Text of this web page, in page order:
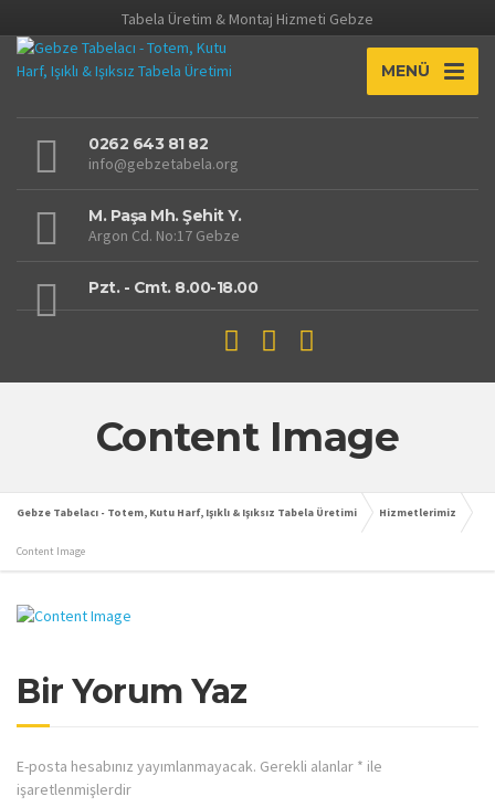
Tabela Üretim & Montaj Hizmeti Gebze
MENÜ
0262 643 81 82
info@gebzetabela.org
M. Paşa Mh. Şehit Y.
Argon Cd. No:17 Gebze
Pzt. - Cmt. 8.00-18.00
Content Image
Gebze Tabelacı - Totem, Kutu Harf, Işıklı & Işıksız Tabela Üretimi Hizmetlerimiz
Content Image
Bir Yorum Yaz
E-posta hesabınız yayımlanmayacak. Gerekli alanlar * ile
işaretlenmişlerdir